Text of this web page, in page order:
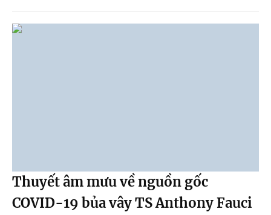
Thuyết âm mưu về nguồn gốc
COVID-19 bủa vây TS Anthony Fauci